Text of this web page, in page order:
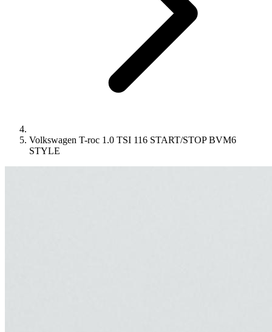
Volkswagen T-roc 1.0 TSI 116 START/STOP BVM6
STYLE